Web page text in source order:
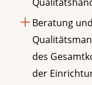
Beratung
des
der